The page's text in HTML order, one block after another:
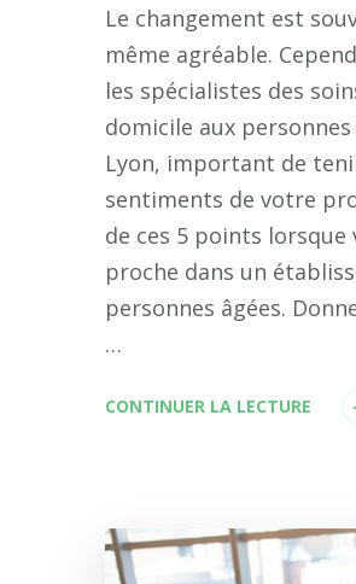
Le changement est
même agréable.
les spécialistes des
domicile aux personnes
Lyon, important de
sentiments de votre
de ces 5 points lorsque
proche dans un
personnes âgées.
…
CONTINUER LA LECTURE